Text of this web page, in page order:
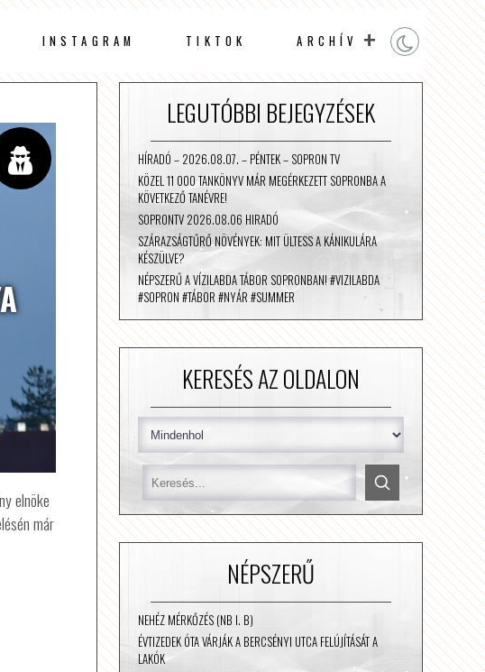
INSTAGRAM TIKTOK ARCHÍV
elnöke
már
LEGUTÓBBI BEJEGYZÉSEK
HÍRADÓ – 2026.08.07. – PÉNTEK – SOPRON TV
KÖZEL 11 000 TANKÖNYV MÁR MEGÉRKEZETT SOPRONBA A
KÖVETKEZŐ TANÉVRE!
SOPRONTV 2026.08.06 HIRADÓ
SZÁRAZSÁGTŰRŐ NÖVÉNYEK: MIT ÜLTESS A KÁNIKULÁRA
KÉSZÜLVE?
NÉPSZERŰ A VÍZILABDA TÁBOR SOPRONBAN! #VIZILABDA
#SOPRON #TÁBOR #NYÁR #SUMMER
KERESÉS AZ OLDALON
NÉPSZERŰ
NEHÉZ MÉRKŐZÉS (NB I. B)
ÉVTIZEDEK ÓTA VÁRJÁK A BERCSÉNYI UTCA FELÚJÍTÁSÁT A
LAKÓK